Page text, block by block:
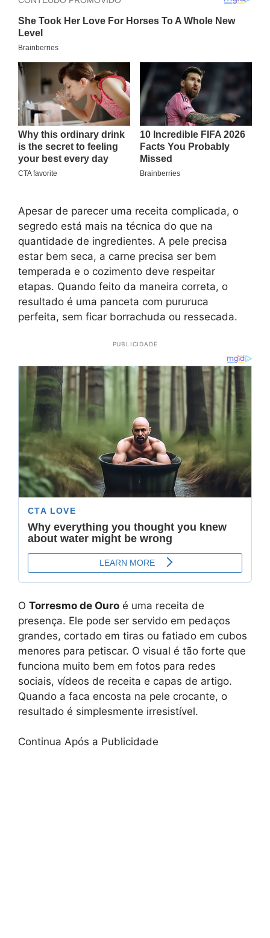
Apesar de parecer uma receita complicada, o
segredo está mais na técnica do que na
quantidade de ingredientes. A pele precisa
estar bem seca, a carne precisa ser bem
temperada e o cozimento deve respeitar
etapas. Quando feito da maneira correta, o
resultado é uma panceta com pururuca
perfeita, sem ficar borrachuda ou ressecada.
PUBLICIDADE
O Torresmo de Ouro é uma receita de
presença. Ele pode ser servido em pedaços
grandes, cortado em tiras ou fatiado em cubos
menores para petiscar. O visual é tão forte que
funciona muito bem em fotos para redes
sociais, vídeos de receita e capas de artigo.
Quando a faca encosta na pele crocante, o
resultado é simplesmente irresistível.
Continua Após a Publicidade